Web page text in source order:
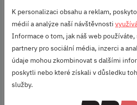
PÁNSKÁ PENĚŽENKA
K personalizaci obsahu a reklam,
médií a analýze naší návštěvnosti
Informace o tom, jak náš web
partnery pro sociální média, inzerci a
údaje mohou zkombinovat s dalšími
poskytli nebo které získali v důsledku
služby.